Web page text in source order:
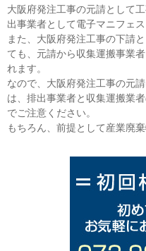
大阪府発注工事の元請として
出事業者として電子マニフェ
また、大阪府発注工事の下請
ても、元請から収集運搬事業
れます。
なので、大阪府発注工事の元
は、排出事業者と収集運搬業
でご注意ください。
もちろん、前提として産業廃